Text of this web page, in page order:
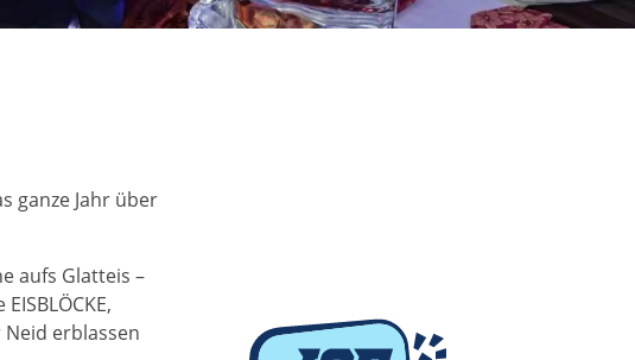
ganze Jahr über
aufs Glatteis –
Neid erblassen